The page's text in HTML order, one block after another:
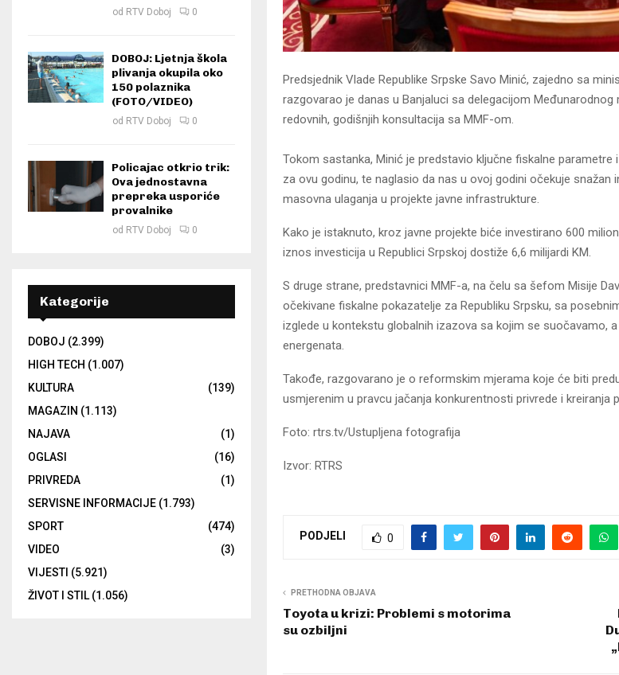
Predsjednik Vlade Republike Srpske Savo Minić, zajedno sa
razgovarao je danas u Banjaluci sa delegacijom
redovnih, godišnjih konsultacija sa MMF-om.
Tokom sastanka, Minić je predstavio ključne fiskalne
za ovu godinu, te naglasio da nas u ovoj godini očekuje snažan
masovna ulaganja u projekte javne infrastrukture.
Kako je istaknuto, kroz javne projekte biće investirano 600
iznos investicija u Republici Srpskoj dostiže 6,6 milijardi KM.
S druge strane, predstavnici MMF-a, na čelu sa šefom Misije
očekivane fiskalne pokazatelje za Republiku Srpsku, sa
izglede u kontekstu globalnih izazova sa kojim se suočavamo,
energenata.
Takođe, razgovarano je o reformskim mjerama koje će biti
usmjerenim u pravcu jačanja konkurentnosti privrede i kreiranja
Foto: rtrs.tv/Ustupljena fotografija
Izvor: RTRS
PODJELI 0
PRETHODNA OBJAVA
Toyota u krizi: Problemi s motorima
su ozbiljni
od RTV Doboj 0
DOBOJ: Ljetnja škola
plivanja okupila oko
150 polaznika
(FOTO/VIDEO)
od RTV Doboj 0
Policajac otkrio trik:
Ova jednostavna
prepreka usporiće
provalnike
od RTV Doboj 0
Kategorije
DOBOJ (2.399)
HIGH TECH (1.007)
KULTURA
(139)
MAGAZIN (1.113)
NAJAVA
(1)
OGLASI
(16)
PRIVREDA
(1)
SERVISNE INFORMACIJE (1.793)
SPORT
(474)
VIDEO
(3)
VIJESTI (5.921)
ŽIVOT I STIL(1.056)